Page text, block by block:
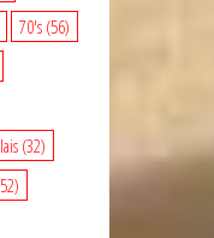
70's(56)
(32)